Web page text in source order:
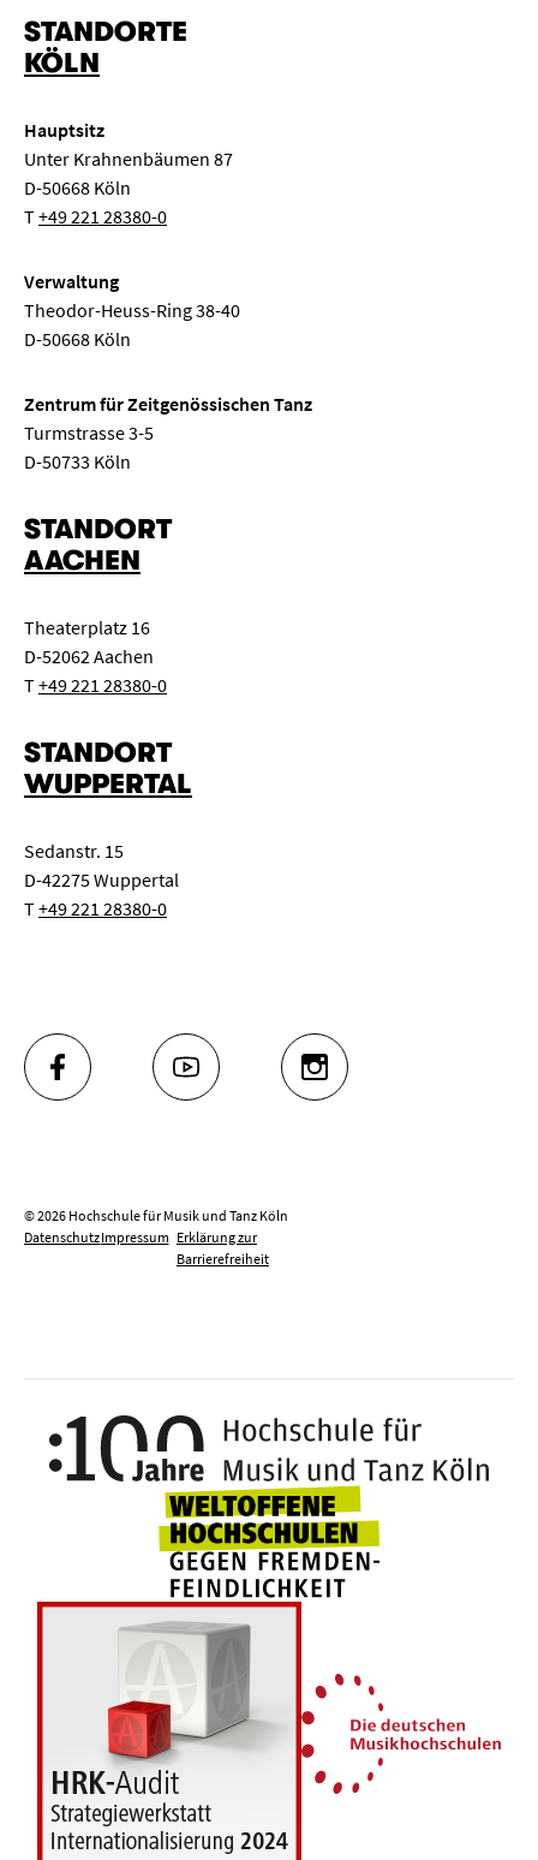
STANDORTE
KÖLN
Hauptsitz
Unter Krahnenbäumen 87
D-50668 Köln
T+49 221 28380-0
Verwaltung
Theodor-Heuss-Ring 38-40
D-50668 Köln
Zentrum für Zeitgenössischen Tanz
Turmstrasse 3-5
D-50733 Köln
STANDORT
AACHEN
Theaterplatz 16
D-52062 Aachen
T+49 221 28380-0
STANDORT
WUPPERTAL
Sedanstr. 15
D-42275 Wuppertal
T+49 221 28380-0
FACEBOOK YOUTUBE INSTAGRAM
© 2026 Hochschule für Musik und Tanz Köln
DatenschutzImpressum Erklärung zur
Barrierefreiheit